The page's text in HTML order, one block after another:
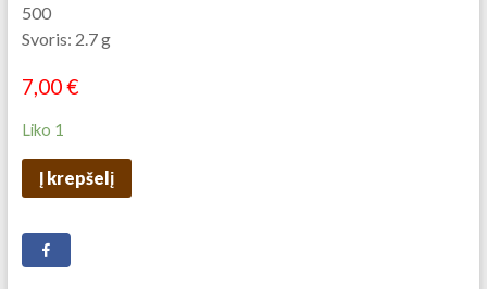
500
Svoris: 2.7 g
7,00€
Liko 1
Į krepšelį